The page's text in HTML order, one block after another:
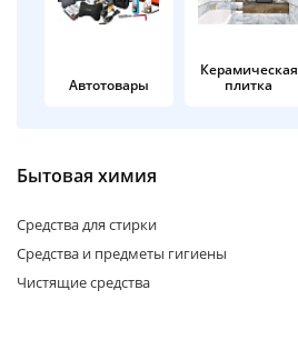
Автотовары
Керамическая
плитка
Бытовая химия
Средства для стирки
Средства и предметы гигиены
Чистящие средства